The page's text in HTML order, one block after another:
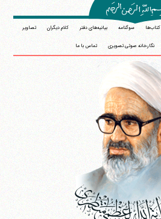
کتاب‌ها سوگنامه بیانیه‌های دفتر کلام دیگران تصاویر
نگارخانه صوتی تصویری تماس با ما